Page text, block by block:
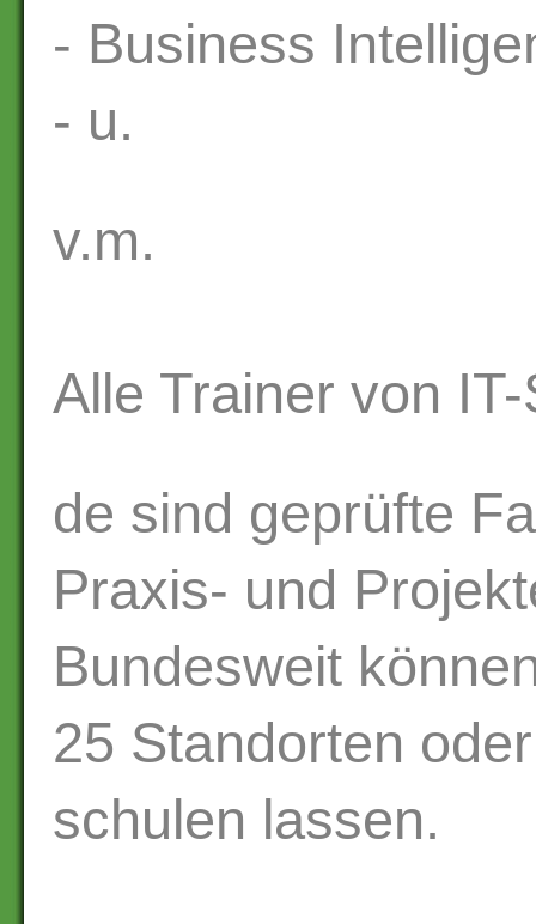
- Business
- u.
v.m.
Alle Trainer von
de sind geprüfte
Praxis- und
Bundesweit
25 Standorten
schulen lassen.